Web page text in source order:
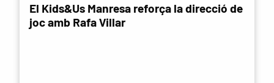
El Kids&Us Manresa reforça la direcció de
joc amb Rafa Villar